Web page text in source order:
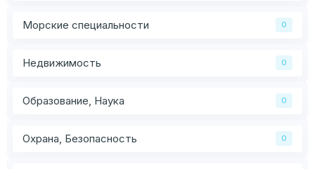
Морские специальности 0
Недвижимость 0
Образование, Наука 0
Охрана, Безопасность 0